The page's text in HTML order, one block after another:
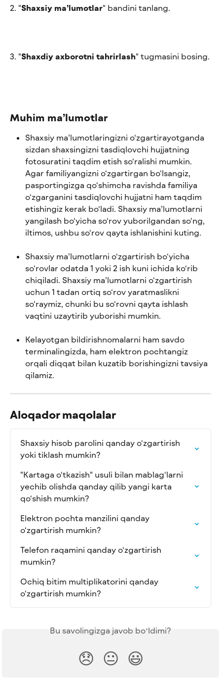
2. "Shaxsiy ma’lumotlar" bandini tanlang.
3. "Shaxdiy axborotni tahrirlash" tugmasini bosing.
Muhim ma’lumotlar
Shaxsiy ma’lumotlaringizni o‘zgartirayotganda
sizdan shaxsingizni tasdiqlovchi hujjatning
fotosuratini taqdim etish so‘ralishi mumkin.
Agar familiyangizni o‘zgartirgan bo‘lsangiz,
pasportingizga qo‘shimcha ravishda familiya
o‘zgarganini tasdiqlovchi hujjatni ham taqdim
etishingiz kerak bo‘ladi. Shaxsiy ma’lumotlarni
yangilash bo‘yicha so‘rov yuborilgandan so‘ng,
iltimos, ushbu so‘rov qayta ishlanishini kuting.
Shaxsiy ma’lumotlarni o‘zgartirish bo‘yicha
so‘rovlar odatda 1 yoki 2 ish kuni ichida ko‘rib
chiqiladi. Shaxsiy ma’lumotlarni o‘zgartirish
uchun 1 tadan ortiq so‘rov yaratmaslikni
so‘raymiz, chunki bu so‘rovni qayta ishlash
vaqtini uzaytirib yuborishi mumkin.
Kelayotgan bildirishnomalarni ham savdo
terminalingizda, ham elektron pochtangiz
orqali diqqat bilan kuzatib borishingizni tavsiya
qilamiz.
Aloqador maqolalar
Shaxsiy hisob parolini qanday o‘zgartirish
yoki tiklash mumkin?
"Kartaga o‘tkazish" usuli bilan mablag‘larni
yechib olishda qanday qilib yangi karta
qo‘shish mumkin?
Elektron pochta manzilini qanday
o‘zgartirish mumkin?
Telefon raqamini qanday o‘zgartirish
mumkin?
Ochiq bitim multiplikatorini qanday
o‘zgartirish mumkin?
Bu savolingizga javob boʻldimi?
😞 😐 😃